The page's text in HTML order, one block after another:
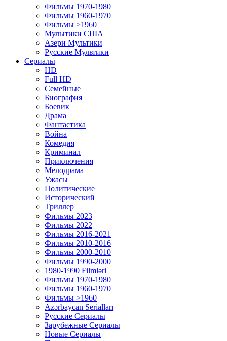
Фильмы 1970-1980
Фильмы 1960-1970
Фильмы >1960
Мулытики США
Азери Мультики
Русские Мультики
Сериалы
HD
Full HD
Семейные
Биография
Боевик
Драма
Фантастика
Война
Комедия
Криминал
Приключения
Мелодрама
Ужасы
Политические
Исторический
Tриллер
Фильмы 2023
Фильмы 2022
Фильмы 2016-2021
Фильмы 2010-2016
Фильмы 2000-2010
Фильмы 1990-2000
1980-1990 Filmləri
Фильмы 1970-1980
Фильмы 1960-1970
Фильмы >1960
Azərbaycan Serialları
Русские Сериалы
Зарубежные Сериалы
Новые Сериалы